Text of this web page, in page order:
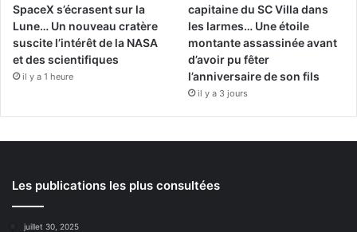
SpaceX s’écrasent sur la
Lune… Un nouveau cratère
suscite l’intérêt de la NASA
et des scientifiques
il y a 1 heure
capitaine du SC Villa dans
les larmes… Une étoile
montante assassinée avant
d’avoir pu fêter
l’anniversaire de son fils
il y a 3 jours
Les publications les plus consultées
juillet 30, 2025